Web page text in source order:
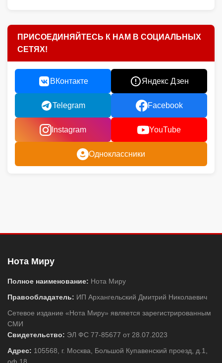
ПРИСОЕДИНЯЙТЕСЬ К НАМ В СОЦИАЛЬНЫХ
СЕТЯХ!
ВКонтакте Яндекс Дзен
Telegram Facebook
Instagram YouTube
Одноклассники
Нота Миру
Полное наименование: Нота Миру
Правообладатель: ИП Архангельский Дмитрий Николаевич
Сетевое издание «Нота Миру» является зарегистрированным
СМИ
Свидетельство: ЭЛ ФС 77-85677 от 28.07.2023
Адрес: 105568, г. Москва, Большой Купавенский проезд, д.1,